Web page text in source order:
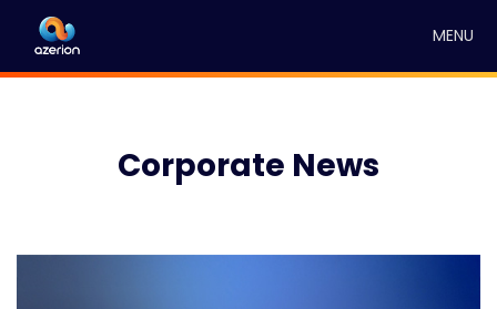
MENU
Corporate News